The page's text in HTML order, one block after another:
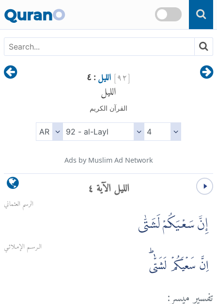
Skip to main content
QuranO
[٩٢]الليل : ٤ الليل
القرآن الكريم
Ads by Muslim Ad Network
الليل الآية ٤
الرسم العثماني
إِنَّ سَعْيَكُمْ لَشَتّٰى
الـرسـم الإمـلائـي
اِنَّ سَعۡيَكُمۡ لَشَتّٰىؕ
تفسير ميسر: